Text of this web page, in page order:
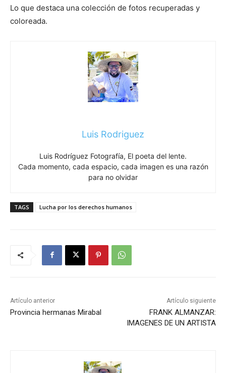
Lo que destaca una colección de fotos recuperadas y
coloreada.
Luis Rodriguez
Luis Rodríguez Fotografía, El poeta del lente.
Cada momento, cada espacio, cada imagen es una razón
para no olvidar
TAGS Lucha por los derechos humanos
Artículo anterior
Provincia hermanas Mirabal
Artículo siguiente
FRANK ALMANZAR:
IMAGENES DE UN ARTISTA